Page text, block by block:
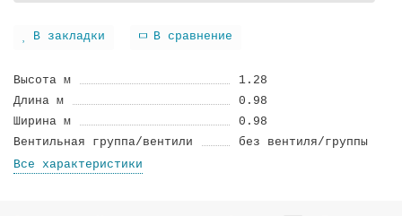
В закладки В сравнение
Высота м
1.28
Длина м
0.98
Ширина м
0.98
Вентильная группа/вентили
без вентиля/группы
Все характеристики